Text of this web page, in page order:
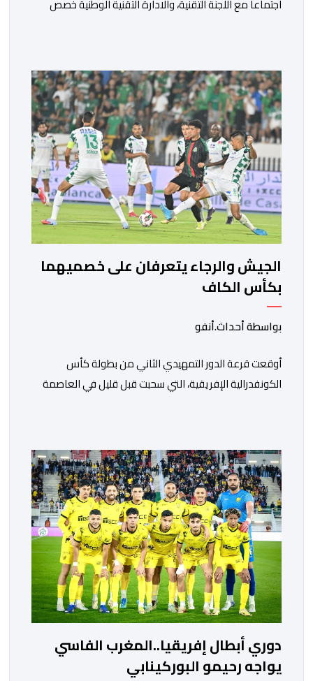
اجتماعا مع اللجنة التقنية، والادارة التقنية الوطنية خصص
الفترة الأخيرة. وشهد الاجتماع تقديم عرض مفصل حول
مشاركة المنتخبين الوطنيين لأقل من 18 سنة، إناثا وذكورا،
من طرف اللجنة التقنية التي واكبت كل […]
الجيش والرجاء يتعرفان على خصميهما
بكأس الكاف
بواسطة أحداث.أنفو
أوقعت قرعة الدور التمهيدي الثاني من بطولة كأس
الكونفدرالية الإفريقية، التي سحبت قبل قليل في العاصمة
ووسط القارة. ​وسيكون نادي الرجاء الرياضي على موعد مع
مواجهة المتأهل من المباراة التي تجمع بين إيل كانيمي
واريورز النيجيري ونادي أوديب ممثل […]
دوري أبطال إفريقيا..المغرب الفاسي
يواجه رحيمو البوركينابي